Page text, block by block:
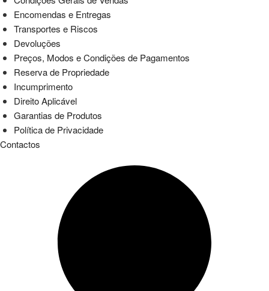
Encomendas e Entregas
Transportes e Riscos
Devoluções
Preços, Modos e Condições de Pagamentos
Reserva de Propriedade
Incumprimento
Direito Aplicável
Garantias de Produtos
Política de Privacidade
Contactos